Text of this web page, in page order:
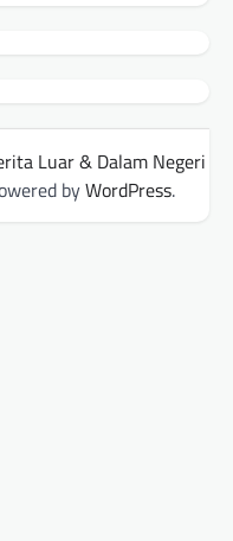
Luar & Dalam Negeri
byWordPress.